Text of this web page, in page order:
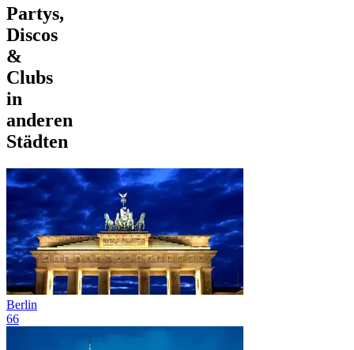
Partys,
Discos
&
Clubs
in
anderen
Städten
Berlin
66